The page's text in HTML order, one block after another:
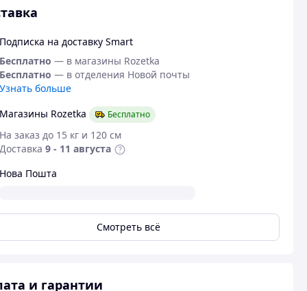
на доставку Smart
— в магазины Rozetka
— в отделения Новой почты
больше
Rozetka
Бесплатно
заказ до 15 кг и 120 см
9 - 11 августа
Пошта
Смотреть всё
и гарантии